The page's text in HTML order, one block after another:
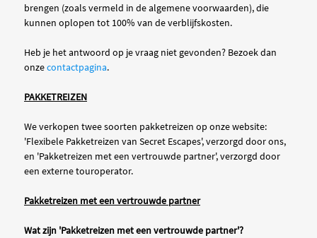
brengen (zoals vermeld in de algemene voorwaarden), die
kunnen oplopen tot 100% van de verblijfskosten.
Heb je het antwoord op je vraag niet gevonden? Bezoek dan
onzecontactpagina.
PAKKETREIZEN
We verkopen twee soorten pakketreizen op onze website:
'Flexibele Pakketreizen van Secret Escapes', verzorgd door ons,
en 'Pakketreizen met een vertrouwde partner', verzorgd door
een externe touroperator.
Pakketreizen met een vertrouwde partner
Wat zijn 'Pakketreizen met een vertrouwde partner'?